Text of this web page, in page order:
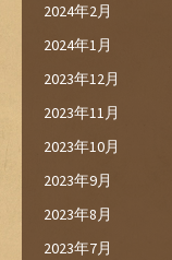
2024年2月
2024年1月
2023年12月
2023年11月
2023年10月
2023年9月
2023年8月
2023年7月